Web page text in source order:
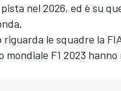
nel 2026, ed è su
riguarda le squadre la
mondiale F1 2023